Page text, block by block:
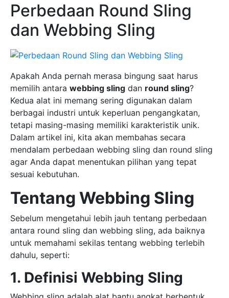
Perbedaan Round Sling
dan Webbing Sling
Apakah Anda pernah merasa bingung saat harus
memilih antara webbing sling dan round sling?
Kedua alat ini memang sering digunakan dalam
berbagai industri untuk keperluan pengangkatan,
tetapi masing-masing memiliki karakteristik unik.
Dalam artikel ini, kita akan membahas secara
mendalam perbedaan webbing sling dan round sling
agar Anda dapat menentukan pilihan yang tepat
sesuai kebutuhan.
Tentang Webbing Sling
Sebelum mengetahui lebih jauh tentang perbedaan
antara round sling dan webbing sling, ada baiknya
untuk memahami sekilas tentang webbing terlebih
dahulu, seperti:
1. Definisi Webbing Sling